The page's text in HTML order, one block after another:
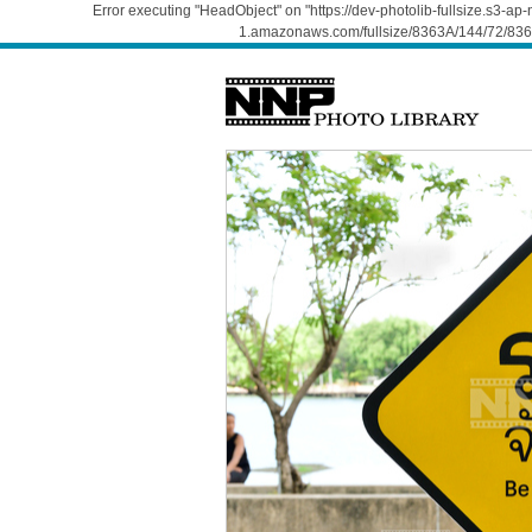
Error executing "HeadObject" on "https://dev-photolib-fullsize.s3-
1.amazonaws.com/fullsize/8363A/144/72/